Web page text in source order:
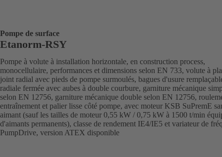
Pompe de surface
Etanorm-RSY
Pompe à volute à installation horizontale, en construction process,
monocellulaire, performances et dimensions selon EN 733, volute à
joint radial avec pieds de pompe surmoulés, bagues d'usure
radiale fermée avec aubes à double courbure, garniture mécanique
selon EN 12756, garniture mécanique double selon EN 12756,
entraînement et palier lisse côté pompe, avec moteur KSB SuPremE
aimant (sauf les tailles de moteur 0,55 kW / 0,75 kW à 1500 t/min
d'aimants permanents), classe de rendement IE4/IE5 et variateur de
PumpDrive, version ATEX disponible